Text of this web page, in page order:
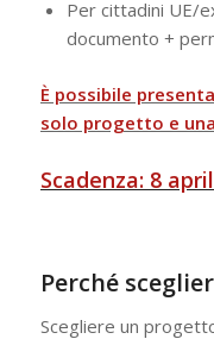
Per cittadini UE/
documento +
È possibile
solo progetto e
Scadenza: 8
Perché
Scegliere un